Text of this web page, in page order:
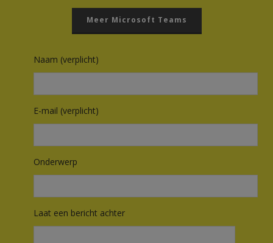
Meer Microsoft Teams
Naam (verplicht)
E-mail (verplicht)
Onderwerp
Laat een bericht achter